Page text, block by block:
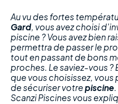
Au vu des fortes
Gard, vous avez choisi
piscine ? Vous avez bien
permettra de passer le
tout en passant de bons
proches. Le saviez-vous ?
que vous choisissez,
de sécuriser votrepiscine
Scanzi Piscines vous